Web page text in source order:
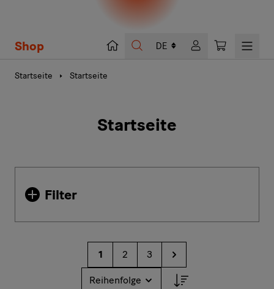
Shop Suche Warenkorb
Startseite Startseite
Startseite
Filter
Seite
Sie lesen gerade die Seite
1
Seite
2
Seite
3
Seite
Sortieren nach